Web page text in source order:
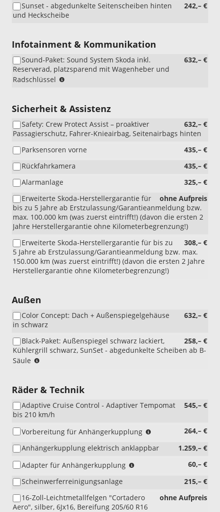
mit
242,– €
Sunset - abgedunkelte Seitenscheiben hinten
und Heckscheibe
Infotainment & Kommunikation
632,– €
Sound-Paket: Sound System Skoda inkl.
Reserverad, platzsparend mit Wagenheber und
Radschlüssel
WQ3/PEA/WQ7)
Kombination
mit
Virtual
nur
9,2"
Škoda
Navigation)
Sicherheit & Assistenz
632,– €
Safety: Crew Protect Assist – proaktiver
Passagierschutz, Fahrer-Knieairbag, Seitenairbags hinten
435,– €
Parksensoren vorne
435,– €
Rückfahrkamera
325,– €
Alarmanlage
ohne Aufpreis
Erweiterte Skoda-Herstellergarantie für
bis zu 5 Jahre ab Erstzulassung/Garantieanmeldung bzw.
max. 100.000 km (was zuerst eintrifft!) (davon die ersten 2
Jahre Herstellergarantie ohne Kilometerbegrenzung!)
308,– €
Erweiterte Skoda-Herstellergarantie für bis zu
5 Jahre ab Erstzulassung/Garantieanmeldung bzw. max.
150.000 km (was zuerst eintrifft!) (davon die ersten 2 Jahre
Herstellergarantie ohne Kilometerbegrenzung!)
Außen
632,– €
Color Concept: Dach + Außenspiegelgehäuse
in schwarz
258,– €
Black-Paket: Außenspiegel schwarz lackiert,
Kühlergrill schwarz, SunSet - abgedunkelte Scheiben ab B-
Säule
PJ7/PJV/PJR)
Räder & Technik
545,– €
Adaptive Cruise Control - Adaptiver Tempomat
bis 210 km/h
264,– €
Vorbereitung für Anhängerkupplung
mit
1.259,– €
Anhängerkupplung elektrisch anklappbar
60,– €
Adapter für Anhängerkupplung
215,– €
Scheinwerferreinigungsanlage
ohne Aufpreis
16-Zoll-Leichtmetallfelgen "Cortadero
Aero", silber, 6Jx16, Bereifung 205/60 R16